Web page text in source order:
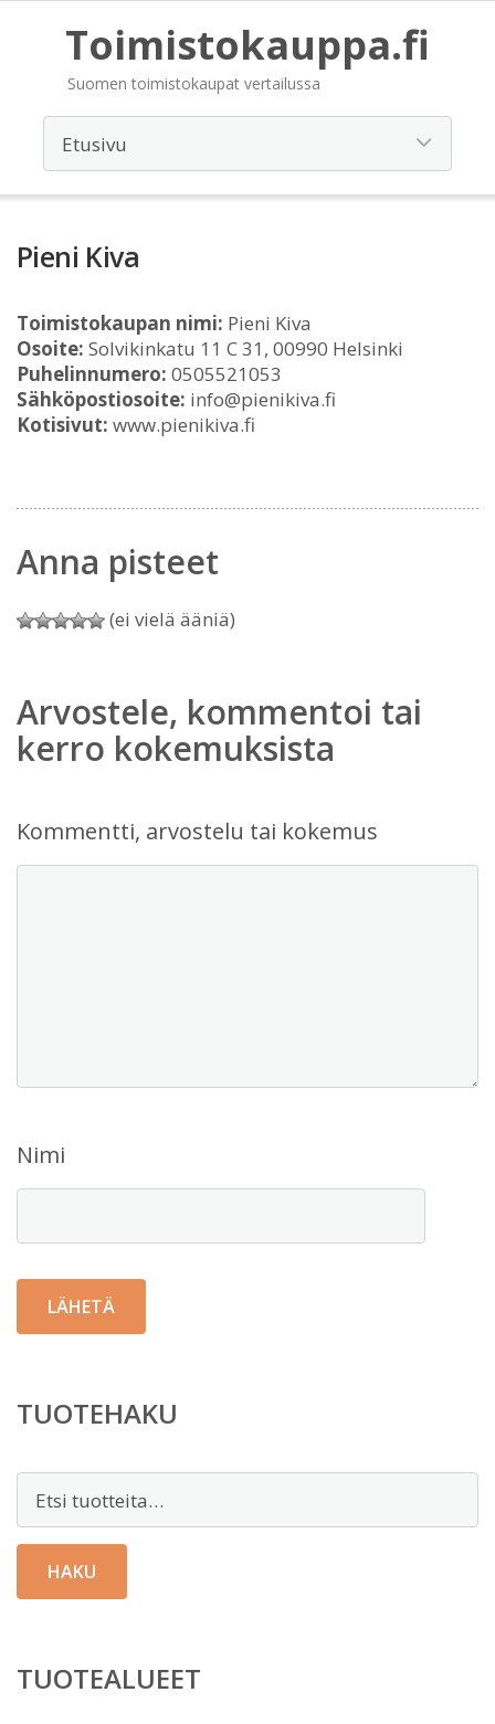
Toimistokauppa.fi
Suomen toimistokaupat vertailussa
Pieni Kiva
Toimistokaupan nimi: Pieni Kiva
Osoite: Solvikinkatu 11 C 31, 00990 Helsinki
Puhelinnumero: 0505521053
Sähköpostiosoite: info@pienikiva.fi
Kotisivut: www.pienikiva.fi
Anna pisteet
(ei vielä ääniä)
Arvostele, kommentoi tai
kerro kokemuksista
Kommentti, arvostelu tai kokemus
Nimi
TUOTEHAKU
HAKU
TUOTEALUEET